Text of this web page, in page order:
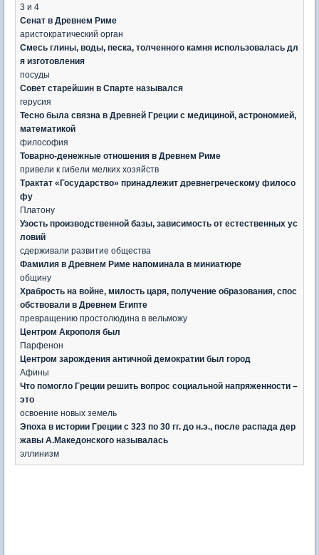
3 и 4
Сенат в Древнем Риме
аристократический орган
Смесь глины, воды, песка, толченного камня использовалась дл
я изготовления
посуды
Совет старейшин в Спарте назывался
герусия
Тесно была связна в Древней Греции с медициной, астрономией,
математикой
философия
Товарно-денежные отношения в Древнем Риме
привели к гибели мелких хозяйств
Трактат «Государство» принадлежит древнегреческому филосо
фу
Платону
Узость производственной базы, зависимость от естественных ус
ловий
сдерживали развитие общества
Фамилия в Древнем Риме напоминала в миниатюре
общину
Храбрость на войне, милость царя, получение образования, спос
обствовали в Древнем Египте
превращению простолюдина в вельможу
Центром Акрополя был
Парфенон
Центром зарождения античной демократии был город
Афины
Что помогло Греции решить вопрос социальной напряженности –
это
освоение новых земель
Эпоха в истории Греции с 323 по 30 гг. до н.э., после распада дер
жавы А.Македонского называлась
эллинизм